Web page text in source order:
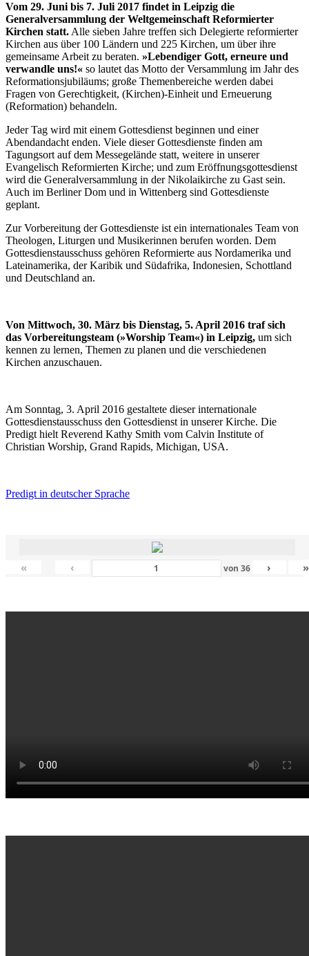
Vom 29. Juni bis 7. Juli 2017 findet in Leipzig die
Generalversammlung der Weltgemeinschaft Reformierter
Kirchen statt.Alle sieben Jahre treffen sich Delegierte reformierter
Kirchen aus über 100 Ländern und 225 Kirchen, um über ihre
gemeinsame Arbeit zu beraten. »Lebendiger Gott, erneure und
verwandle uns!« so lautet das Motto der Versammlung im Jahr des
Reformationsjubiläums; große Themenbereiche werden dabei
Fragen von Gerechtigkeit, (Kirchen)-Einheit und Erneuerung
(Reformation) behandeln.
Jeder Tag wird mit einem Gottesdienst beginnen und einer
Abendandacht enden. Viele dieser Gottesdienste finden am
Tagungsort auf dem Messegelände statt, weitere in unserer
Evangelisch Reformierten Kirche; und zum Eröffnungsgottesdienst
wird die Generalversammlung in der Nikolaikirche zu Gast sein.
Auch im Berliner Dom und in Wittenberg sind Gottesdienste
geplant.
Zur Vorbereitung der Gottesdienste ist ein internationales Team von
Theologen, Liturgen und Musikerinnen berufen worden. Dem
Gottesdienstausschuss gehören Reformierte aus Nordamerika und
Lateinamerika, der Karibik und Südafrika, Indonesien, Schottland
und Deutschland an.
Von Mittwoch, 30. März bis Dienstag, 5. April 2016 traf sich
das Vorbereitungsteam (»Worship Team«) in Leipzig, um sich
kennen zu lernen, Themen zu planen und die verschiedenen
Kirchen anzuschauen.
Am Sonntag, 3. April 2016 gestaltete dieser internationale
Gottesdienstausschuss den Gottesdienst in unserer Kirche. Die
Predigt hielt Reverend Kathy Smith vom Calvin Institute of
Christian Worship, Grand Rapids, Michigan, USA.
Predigt in deutscher Sprache
« ‹ von 36 › »